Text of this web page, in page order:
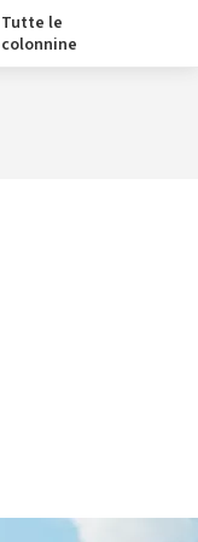
Tutte le
colonnine